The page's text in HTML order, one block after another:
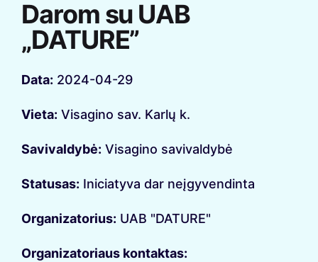
Darom su UAB
„DATURE”
Data: 2024-04-29
Vieta: Visagino sav. Karlų k.
Savivaldybė: Visagino savivaldybė
Statusas: Iniciatyva dar neįgyvendinta
Organizatorius: UAB "DATURE"
Organizatoriaus kontaktas: